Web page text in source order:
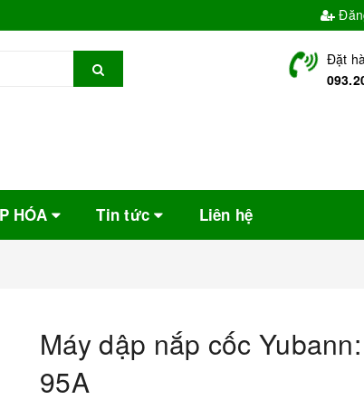
Đặt
HÓA Tin tức Liên hệ
Máy dập nắp cốc
95A